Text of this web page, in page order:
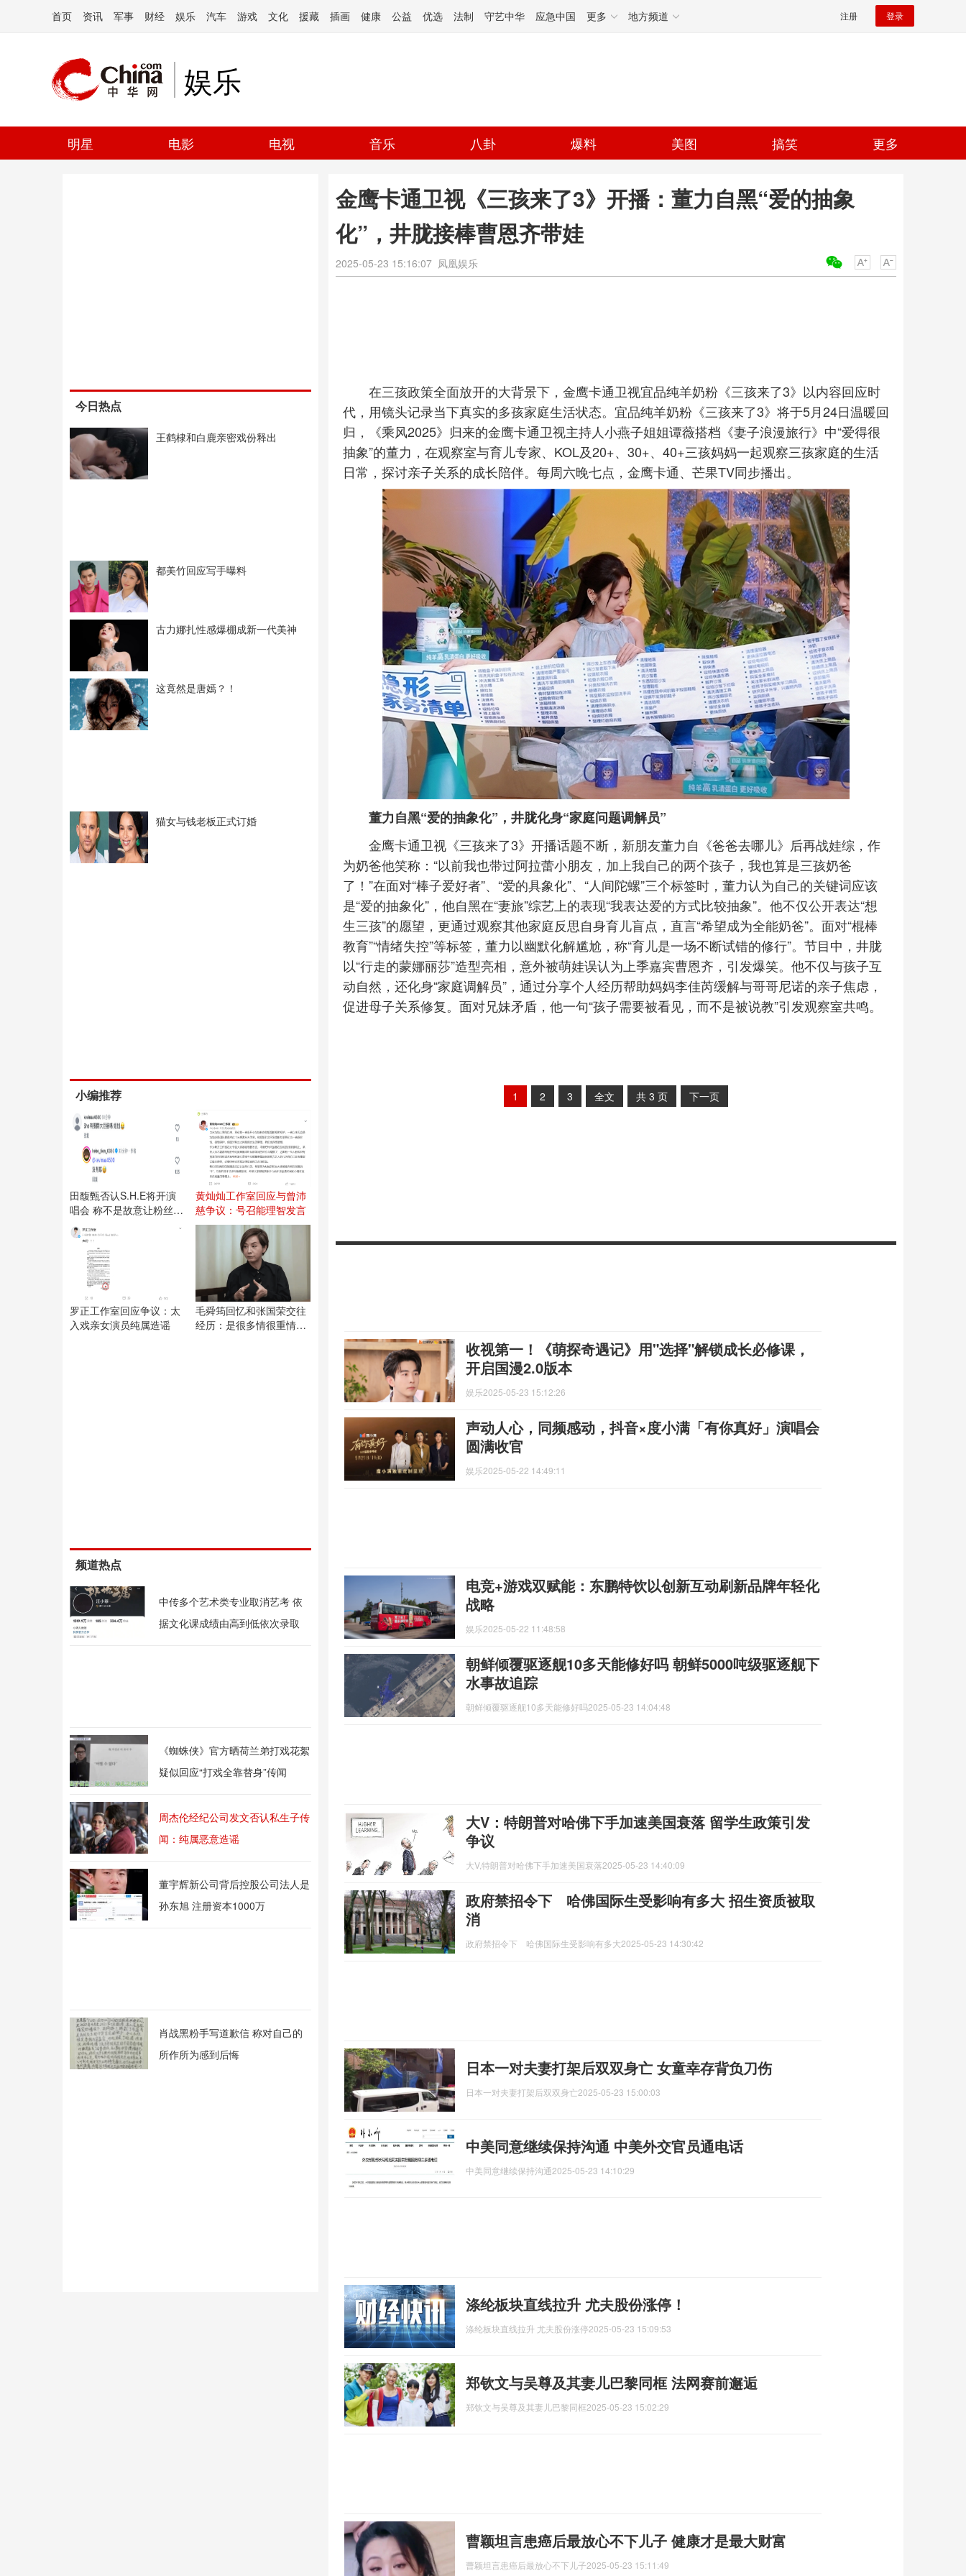
首页 资讯 军事 财经 娱乐 汽车 游戏 文化 援藏 插画 健康 公益 优选 法制 守艺中华 应急中国 更多 地方频道 注册 登录
娱乐
明星 电影 电视 音乐 八卦 爆料 美图 搞笑 更多
今日热点
王鹤棣和白鹿亲密戏份释出
都美竹回应写手曝料
古力娜扎性感爆棚成新一代美神
这竟然是唐嫣？！
猫女与钱老板正式订婚
小编推荐
田馥甄否认S.H.E将开演
唱会 称不是故意让粉丝失
望
黄灿灿工作室回应与曾沛
慈争议：号召能理智发言
罗正工作室回应争议：太
入戏亲女演员纯属造谣
毛舜筠回忆和张国荣交往
经历：是很多情很重情的
频道热点
中传多个艺术类专业取消艺考 依
据文化课成绩由高到低依次录取
《蜘蛛侠》官方晒荷兰弟打戏花絮
疑似回应“打戏全靠替身”传闻
周杰伦经纪公司发文否认私生子传
闻：纯属恶意造谣
董宇辉新公司背后控股公司法人是
孙东旭 注册资本1000万
肖战黑粉手写道歉信 称对自己的
所作所为感到后悔
金鹰卡通卫视《三孩来了3》开播：董力自黑“爱的抽象
化”，井胧接棒曹恩齐带娃
2025-05-23 15:16:07 凤凰娱乐
在三孩政策全面放开的大背景下，金鹰卡通卫视宜品纯羊奶粉《三孩来了3》以内容回应时
代，用镜头记录当下真实的多孩家庭生活状态。宜品纯羊奶粉《三孩来了3》将于5月24日温暖回
归，《乘风2025》归来的金鹰卡通卫视主持人小燕子姐姐谭薇搭档《妻子浪漫旅行》中“爱得很
抽象”的董力，在观察室与育儿专家、KOL及20+、30+、40+三孩妈妈一起观察三孩家庭的生活
日常，探讨亲子关系的成长陪伴。每周六晚七点，金鹰卡通、芒果TV同步播出。
董力自黑“爱的抽象化”，井胧化身“家庭问题调解员”
金鹰卡通卫视《三孩来了3》开播话题不断，新朋友董力自《爸爸去哪儿》后再战娃综，作
为奶爸他笑称：“以前我也带过阿拉蕾小朋友，加上我自己的两个孩子，我也算是三孩奶爸
了！”在面对“棒子爱好者”、“爱的具象化”、“人间陀螺”三个标签时，董力认为自己的关键词应该
是“爱的抽象化”，他自黑在“妻旅”综艺上的表现“我表达爱的方式比较抽象”。他不仅公开表达“想
生三孩”的愿望，更通过观察其他家庭反思自身育儿盲点，直言“希望成为全能奶爸”。面对“棍棒
教育”“情绪失控”等标签，董力以幽默化解尴尬，称“育儿是一场不断试错的修行”。节目中，井胧
以“行走的蒙娜丽莎”造型亮相，意外被萌娃误认为上季嘉宾曹恩齐，引发爆笑。他不仅与孩子互
动自然，还化身“家庭调解员”，通过分享个人经历帮助妈妈李佳芮缓解与哥哥尼诺的亲子焦虑，
促进母子关系修复。面对兄妹矛盾，他一句“孩子需要被看见，而不是被说教”引发观察室共鸣。
1 2 3 全文 共 3 页 下一页
收视第一！《萌探奇遇记》用"选择"解锁成长必修课，
开启国漫2.0版本
娱乐2025-05-23 15:12:26
声动人心，同频感动，抖音×度小满「有你真好」演唱会
圆满收官
娱乐2025-05-22 14:49:11
电竞+游戏双赋能：东鹏特饮以创新互动刷新品牌年轻化
战略
娱乐2025-05-22 11:48:58
朝鲜倾覆驱逐舰10多天能修好吗 朝鲜5000吨级驱逐舰下
水事故追踪
朝鲜倾覆驱逐舰10多天能修好吗2025-05-23 14:04:48
大V：特朗普对哈佛下手加速美国衰落 留学生政策引发
争议
大V,特朗普对哈佛下手加速美国衰落2025-05-23 14:40:09
政府禁招令下 哈佛国际生受影响有多大 招生资质被取
消
政府禁招令下 哈佛国际生受影响有多大2025-05-23 14:30:42
日本一对夫妻打架后双双身亡 女童幸存背负刀伤
日本一对夫妻打架后双双身亡2025-05-23 15:00:03
中美同意继续保持沟通 中美外交官员通电话
中美同意继续保持沟通2025-05-23 14:10:29
涤纶板块直线拉升 尤夫股份涨停！
涤纶板块直线拉升 尤夫股份涨停2025-05-23 15:09:53
郑钦文与吴尊及其妻儿巴黎同框 法网赛前邂逅
郑钦文与吴尊及其妻儿巴黎同框2025-05-23 15:02:29
曹颖坦言患癌后最放心不下儿子 健康才是最大财富
曹颖坦言患癌后最放心不下儿子2025-05-23 15:11:49